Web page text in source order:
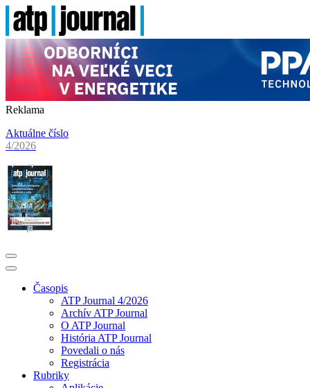
Reklama
Aktuálne číslo
4/2026
Časopis
ATP Journal 4/2026
Archív ATP Journal
O ATP Journal
História ATP Journal
Povedali o nás
Registrácia
Rubriky